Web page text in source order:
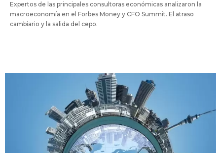
Expertos de las principales consultoras económicas analizaron la
macroeconomía en el Forbes Money y CFO Summit. El atraso
cambiario y la salida del cepo.